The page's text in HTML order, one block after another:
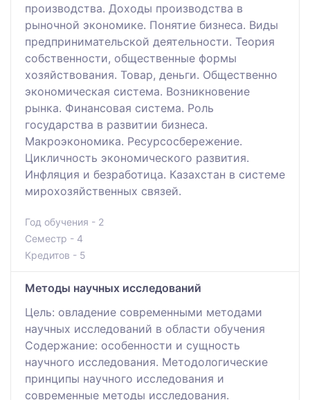
производства. Доходы производства в
рыночной экономике. Понятие бизнеса. Виды
предпринимательской деятельности. Теория
собственности, общественные формы
хозяйствования. Товар, деньги. Общественно
экономическая система. Возникновение
рынка. Финансовая система. Роль
государства в развитии бизнеса.
Макроэкономика. Ресурсосбережение.
Цикличность экономического развития.
Инфляция и безработица. Казахстан в системе
мирохозяйственных связей.
Год обучения - 2
Семестр - 4
Кредитов - 5
Методы научных исследований
Цель: овладение современными методами
научных исследований в области обучения
Содержание: особенности и сущность
научного исследования. Методологические
принципы научного исследования и
современные методы исследования.